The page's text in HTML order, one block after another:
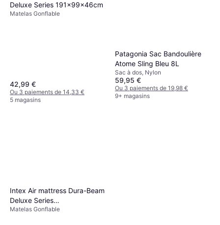
Deluxe Series 191x99x46cm
Matelas Gonflable
42,99 €
Ou 3 paiements de 14,33 €
5 magasins
Patagonia Sac Bandoulière
Atome Sling Bleu 8L
Sac à dos, Nylon
59,95 €
Ou 3 paiements de 19,98 €
9+ magasins
Intex Air mattress Dura-Beam
Deluxe Series
203x152x46cm
Matelas Gonflable